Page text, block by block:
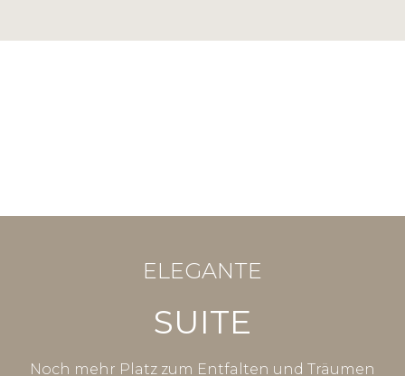
ELEGANTE
SUITE
Noch mehr Platz zum Entfalten und Träumen